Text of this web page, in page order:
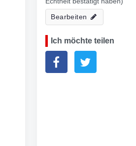
Bearbeiten
Ich möchte teilen